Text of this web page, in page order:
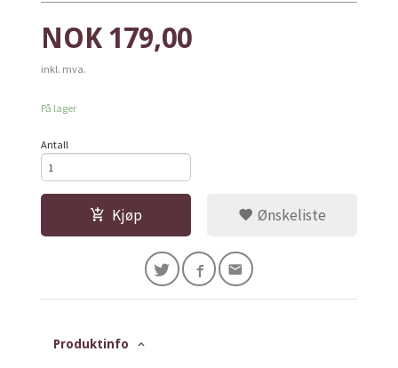
Pris
NOK 179,00
inkl. mva.
På lager
Antall
Kjøp Ønskeliste
Produktinfo